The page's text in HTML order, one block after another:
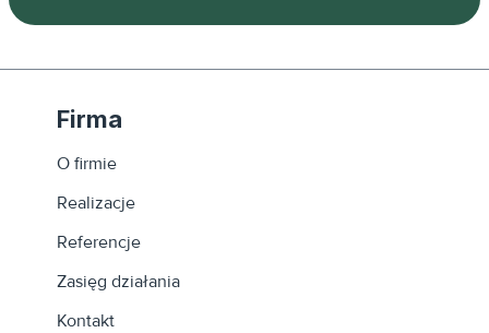
Firma
O firmie
Realizacje
Referencje
Zasięg działania
Kontakt